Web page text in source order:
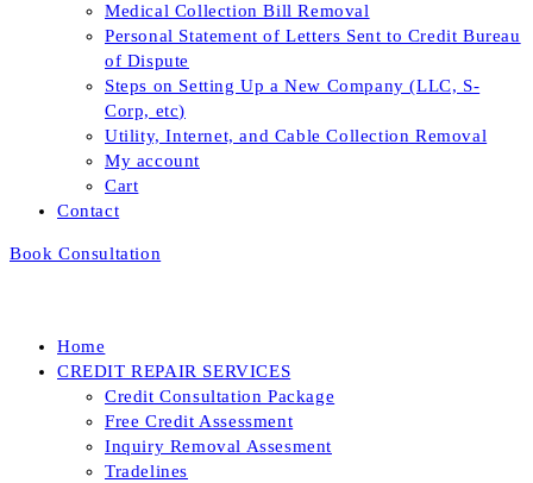
Medical Collection Bill Removal
Personal Statement of Letters Sent to Credit Bureau
of Dispute
Steps on Setting Up a New Company (LLC, S-
Corp, etc)
Utility, Internet, and Cable Collection Removal
My account
Cart
Contact
Book Consultation
Home
CREDIT REPAIR SERVICES
Credit Consultation Package
Free Credit Assessment
Inquiry Removal Assesment
Tradelines